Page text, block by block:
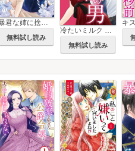
暴君な姉に捨てられたら、公爵閣下に拾われました【単行本版】
無料試し読み
冷たいミルク 僕は君の男
無料試し読み